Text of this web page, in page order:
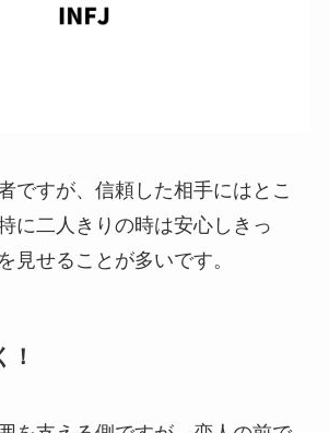
ですが、信頼した相手にはとこ
に二人きりの時は安心しきっ
見せることが多いです。
！